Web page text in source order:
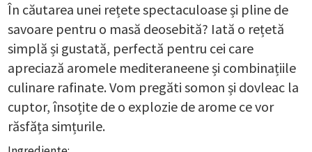
În căutarea unei rețete spectaculoase și pline de
savoare pentru o masă deosebită? Iată o rețetă
simplă și gustată, perfectă pentru cei care
apreciază aromele mediteraneene și combinațiile
culinare rafinate. Vom pregăti somon și dovleac la
cuptor, însoțite de o explozie de arome ce vor
răsfăța simțurile.